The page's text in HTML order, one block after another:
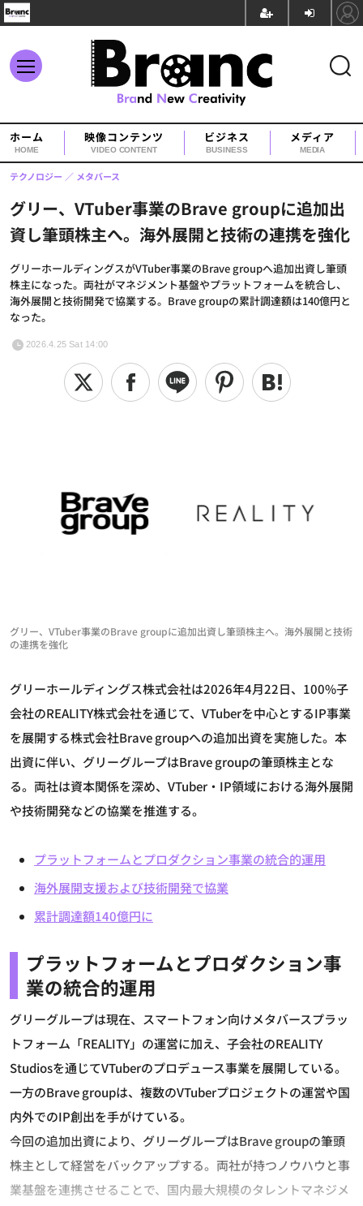
ホーム
HOME
映像コンテンツ
VIDEO CONTENT
ビジネス
BUSINESS
メディア
MEDIA
グリー、VTuber事業のBrave groupに追加出
資し筆頭株主へ。海外展開と技術の連携を強化
グリーホールディングスがVTuber事業のBrave groupへ追加出資し筆頭
株主になった。両社がマネジメント基盤やプラットフォームを統合し、
海外展開と技術開発で協業する。Brave groupの累計調達額は140億円と
なった。
テクノロジー メタバース
2026.4.25 Sat 14:00
グリー、VTuber事業のBrave groupに追加出資し筆頭株主へ。海外展開と技術
の連携を強化
グリーホールディングス株式会社は2026年4月22日、100%子
会社のREALITY株式会社を通じて、VTuberを中心とするIP事業
を展開する株式会社Brave groupへの追加出資を実施した。本
出資に伴い、グリーグループはBrave groupの筆頭株主とな
る。両社は資本関係を深め、VTuber・IP領域における海外展開
や技術開発などの協業を推進する。
プラットフォームとプロダクション事業の統合的運用
海外展開支援および技術開発で協業
累計調達額140億円に
プラットフォームとプロダクション事
業の統合的運用
グリーグループは現在、スマートフォン向けメタバースプラッ
トフォーム「REALITY」の運営に加え、子会社のREALITY
Studiosを通じてVTuberのプロデュース事業を展開している。
一方のBrave groupは、複数のVTuberプロジェクトの運営や国
内外でのIP創出を手がけている。
今回の追加出資により、グリーグループはBrave groupの筆頭
株主として経営をバックアップする。両社が持つノウハウと事
業基盤を連携させることで、国内最大規模のタレントマネジメ